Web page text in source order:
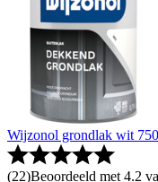
Wijzonol grondlak wit
(22)Beoordeeld met 4.2